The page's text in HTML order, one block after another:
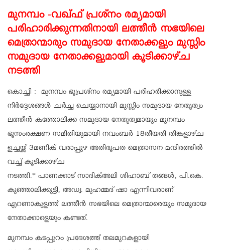
മുനമ്പം -വഖ്‌ഫ് പ്രശ്നം രമ്യമായി
പരിഹാരിക്കുന്നതിനായി ലത്തീൻ സഭയിലെ
മെത്രാന്മാരും സമുദായ നേതാക്കളും മുസ്ലിം
സമുദായ നേതാക്കളുമായി കൂടിക്കാഴ്ച
നടത്തി
കൊച്ചി : മുനമ്പം ഭൂപ്രശ്നം രമ്യമായി പരിഹരിക്കാനുള്ള
നിർദ്ദേശങ്ങൾ ചർച്ച ചെയ്യാനായി മുസ്ലിം സമുദായ നേതൃത്വം
ലത്തീൻ കത്തോലിക്ക സമുദായ നേതൃത്വമായും മുനമ്പം
ഭൂസംരക്ഷണ സമിതിയുമായി നവംബർ 18തീയതി തിങ്കളാഴ്ച
ഉച്ചയ്ക്ക് 3മണിക് വരാപ്പുഴ അതിരൂപത മെത്രാസന മന്ദിരത്തിൽ
വച്ച് കൂടിക്കാഴ്ച
നടത്തി.* പാണക്കാട് സാദിക്അലി ശിഹാബ് തങ്ങൾ, പി.കെ.
കുഞ്ഞാലിക്കുട്ടി, അഡ്വ. മുഹമ്മദ് ഷാ എന്നിവരാണ്
എറണാകുളത്ത് ലത്തീൻ സഭയിലെ മെത്രാന്മാരെയും സമുദായ
നേതാക്കാളെയും കണ്ടത്.
മുനമ്പം കടപ്പുറം പ്രദേശത്ത് തലമുറകളായി